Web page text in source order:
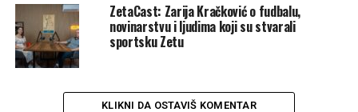
ZetaCast: Zarija Kračković o fudbalu,
novinarstvu i ljudima koji su stvarali
sportsku Zetu
KLIKNI DA OSTAVIŠ KOMENTAR